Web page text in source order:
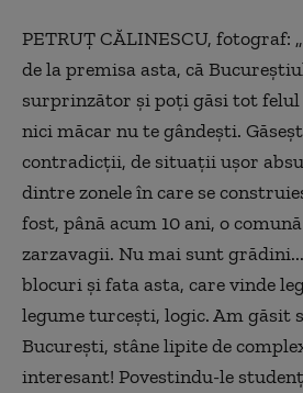
PETRUȚ CĂLINESCU, fotograf:
de la premisa asta, că
surprinzător și poți găsi tot
nici măcar nu te gândești.
contradicții, de situații ușor
dintre zonele în care se
fost, până acum 10 ani, o
zarzavagii. Nu mai sunt
blocuri și fata asta, care vinde
legume turcești, logic. Am găsit
București, stâne lipite de
interesant! Povestindu-le